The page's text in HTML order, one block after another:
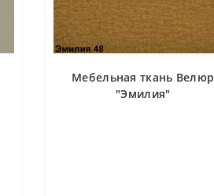
Мебельная ткань Велюр
"Эмилия"